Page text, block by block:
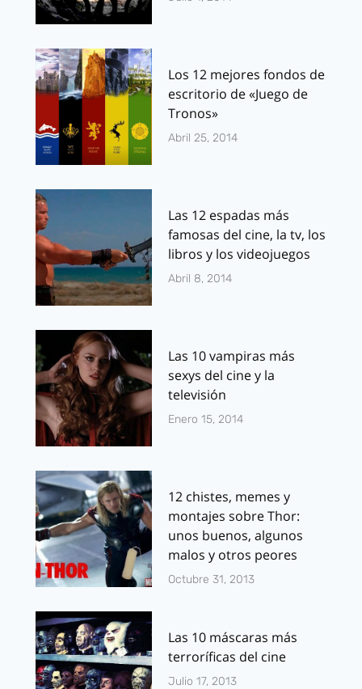
Los 12 mejores fondos de
escritorio de «Juego de
Tronos»
Abril 25, 2014
Las 12 espadas más
famosas del cine, la tv, los
libros y los videojuegos
Abril 8, 2014
Las 10 vampiras más
sexys del cine y la
televisión
Enero 15, 2014
12 chistes, memes y
montajes sobre Thor:
unos buenos, algunos
malos y otros peores
Octubre 31, 2013
Las 10 máscaras más
terroríficas del cine
Julio 17, 2013